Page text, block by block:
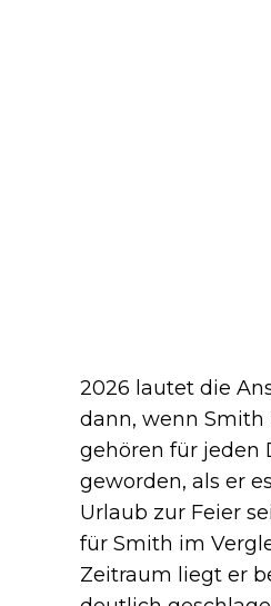
2026 lautet die
dann, wenn Smith
gehören für jeden
geworden, als er
Urlaub zur Feier
für Smith im
Zeitraum liegt er